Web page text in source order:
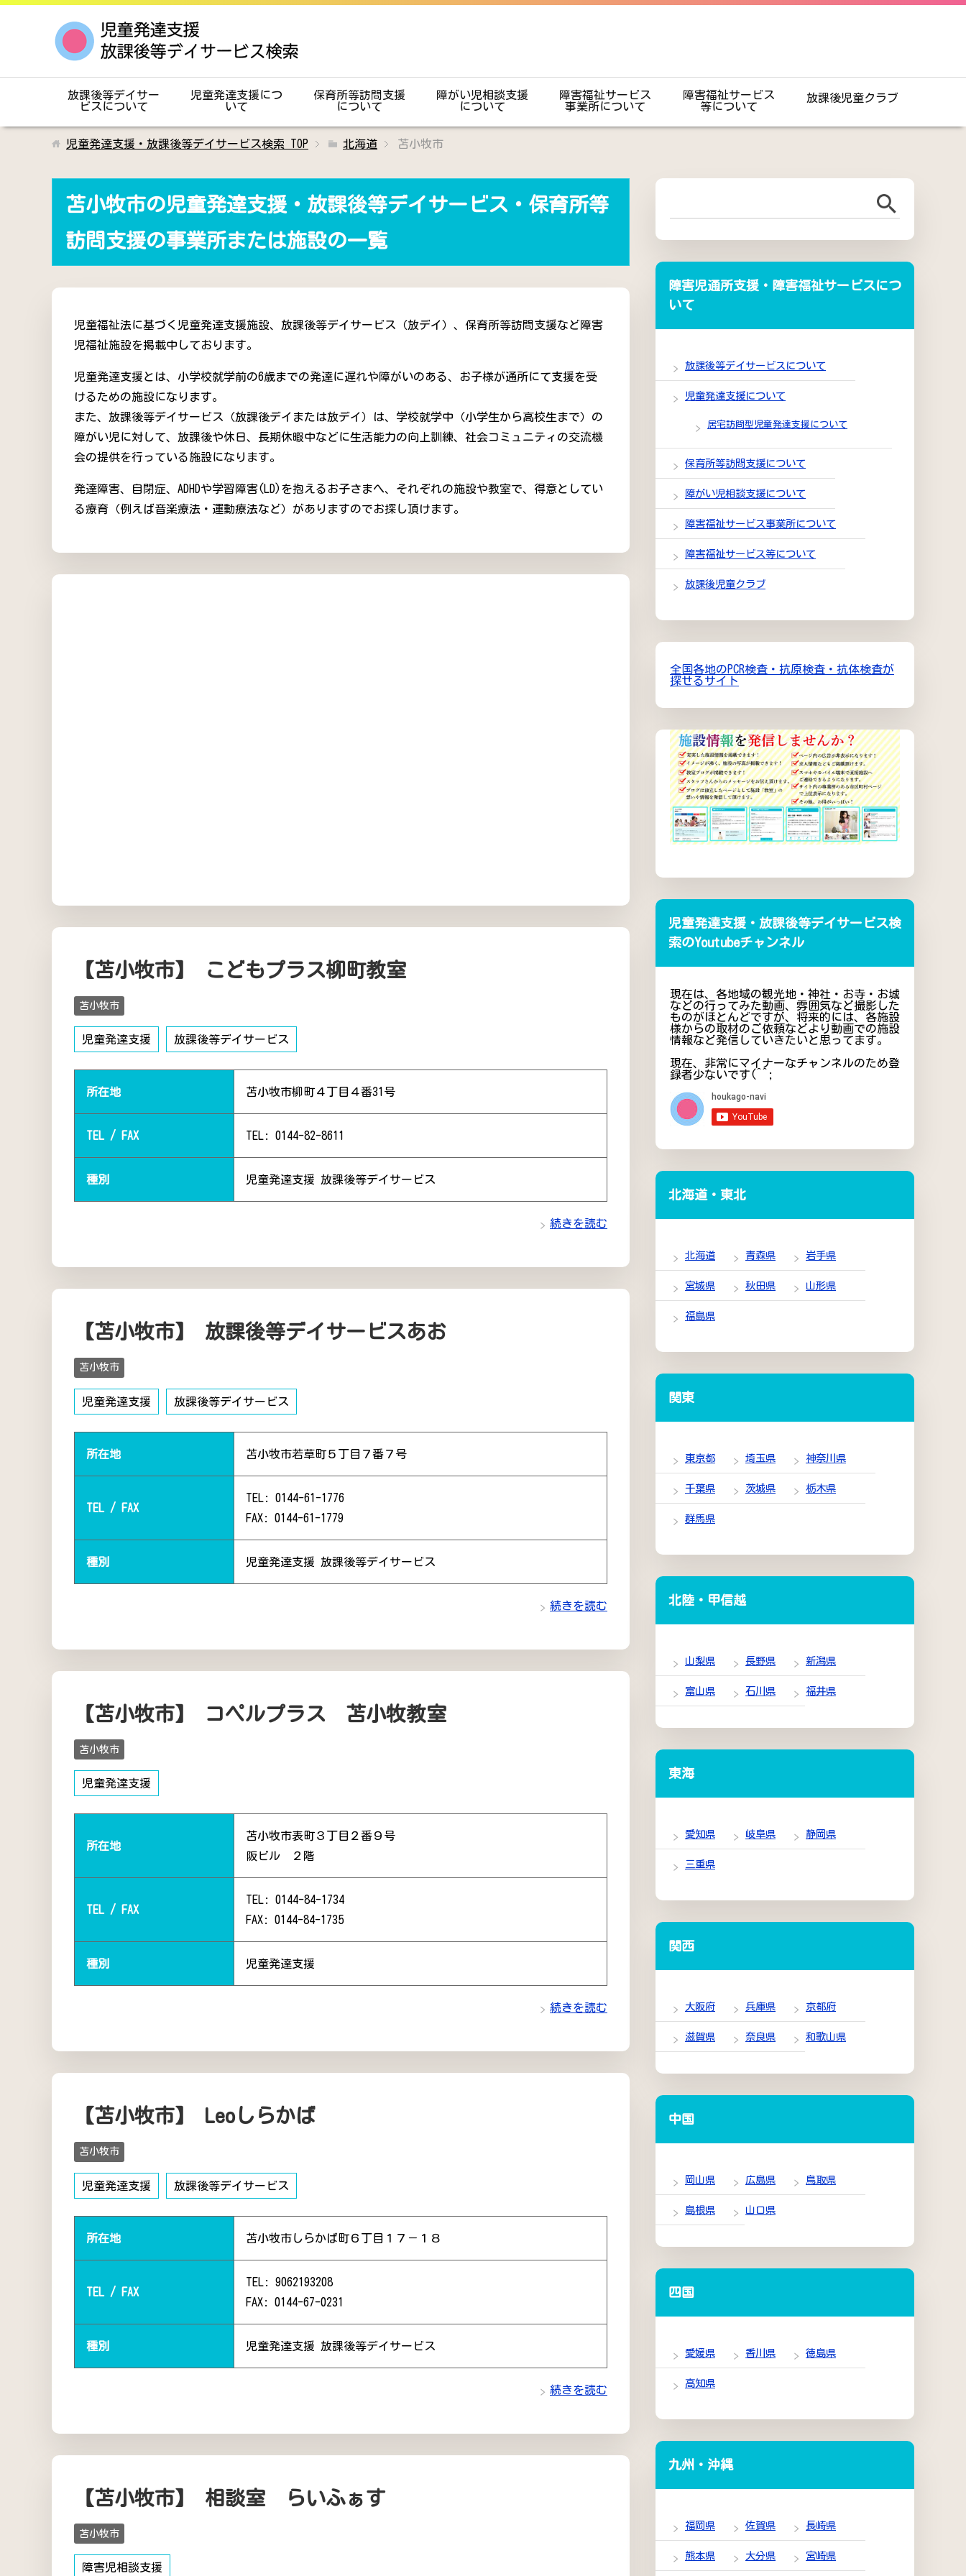
放課後等デイサー
ビスについて
児童発達支援につ
いて
保育所等訪問支援
について
障がい児相談支援
について
障害福祉サービス
事業所について
障害福祉サービス
等について
放課後児童クラブ
児童発達支援・放課後等デイサービス検索 TOP 北海道 苫小牧市
苫小牧市の児童発達支援・放課後等デイサービス・保育所等
訪問支援の事業所または施設の一覧
児童福祉法に基づく児童発達支援施設、放課後等デイサービス（放デイ）、保育所等訪問支援など障害
児福祉施設を掲載中しております。
児童発達支援とは、小学校就学前の6歳までの発達に遅れや障がいのある、お子様が通所にて支援を受
けるための施設になります。
また、放課後等デイサービス（放課後デイまたは放デイ）は、学校就学中（小学生から高校生まで）の
障がい児に対して、放課後や休日、長期休暇中などに生活能力の向上訓練、社会コミュニティの交流機
会の提供を行っている施設になります。
発達障害、自閉症、ADHDや学習障害(LD)を抱えるお子さまへ、それぞれの施設や教室で、得意としてい
る療育（例えば音楽療法・運動療法など）がありますのでお探し頂けます。
【苫小牧市】 こどもプラス柳町教室
苫小牧市
児童発達支援 放課後等デイサービス
所在地 苫小牧市柳町４丁目４番31号
TEL / FAX TEL: 0144-82-8611
種別 児童発達支援 放課後等デイサービス
続きを読む
【苫小牧市】 放課後等デイサービスあお
苫小牧市
児童発達支援 放課後等デイサービス
所在地 苫小牧市若草町５丁目７番７号
TEL / FAX
TEL: 0144-61-1776
FAX: 0144-61-1779
種別 児童発達支援 放課後等デイサービス
続きを読む
【苫小牧市】 コペルプラス 苫小牧教室
苫小牧市
児童発達支援
所在地
苫小牧市表町３丁目２番９号
阪ビル ２階
TEL / FAX
TEL: 0144-84-1734
FAX: 0144-84-1735
種別 児童発達支援
続きを読む
【苫小牧市】 Leoしらかば
苫小牧市
児童発達支援 放課後等デイサービス
所在地 苫小牧市しらかば町６丁目１７－１８
TEL / FAX
TEL: 9062193208
FAX: 0144-67-0231
種別 児童発達支援 放課後等デイサービス
続きを読む
【苫小牧市】 相談室 らいふぁす
苫小牧市
障害児相談支援
障害児通所支援・障害福祉サービスにつ
いて
放課後等デイサービスについて
児童発達支援について
居宅訪問型児童発達支援について
保育所等訪問支援について
障がい児相談支援について
障害福祉サービス事業所について
障害福祉サービス等について
放課後児童クラブ
全国各地のPCR検査・抗原検査・抗体検査が
探せるサイト
児童発達支援・放課後等デイサービス検
索のYoutubeチャンネル
現在は、各地域の観光地・神社・お寺・お城
などの行ってみた動画、雰囲気など撮影した
ものがほとんどですが、将来的には、各施設
様からの取材のご依頼などより動画での施設
情報など発信していきたいと思ってます。
現在、非常にマイナーなチャンネルのため登
録者少ないです(^^;
北海道・東北
北海道 青森県 岩手県
宮城県 秋田県 山形県
福島県
関東
東京都 埼玉県 神奈川県
千葉県 茨城県 栃木県
群馬県
北陸・甲信越
山梨県 長野県 新潟県
富山県 石川県 福井県
東海
愛知県 岐阜県 静岡県
三重県
関西
大阪府 兵庫県 京都府
滋賀県 奈良県 和歌山県
中国
岡山県 広島県 鳥取県
島根県 山口県
四国
愛媛県 香川県 徳島県
高知県
九州・沖縄
福岡県 佐賀県 長崎県
熊本県 大分県 宮崎県